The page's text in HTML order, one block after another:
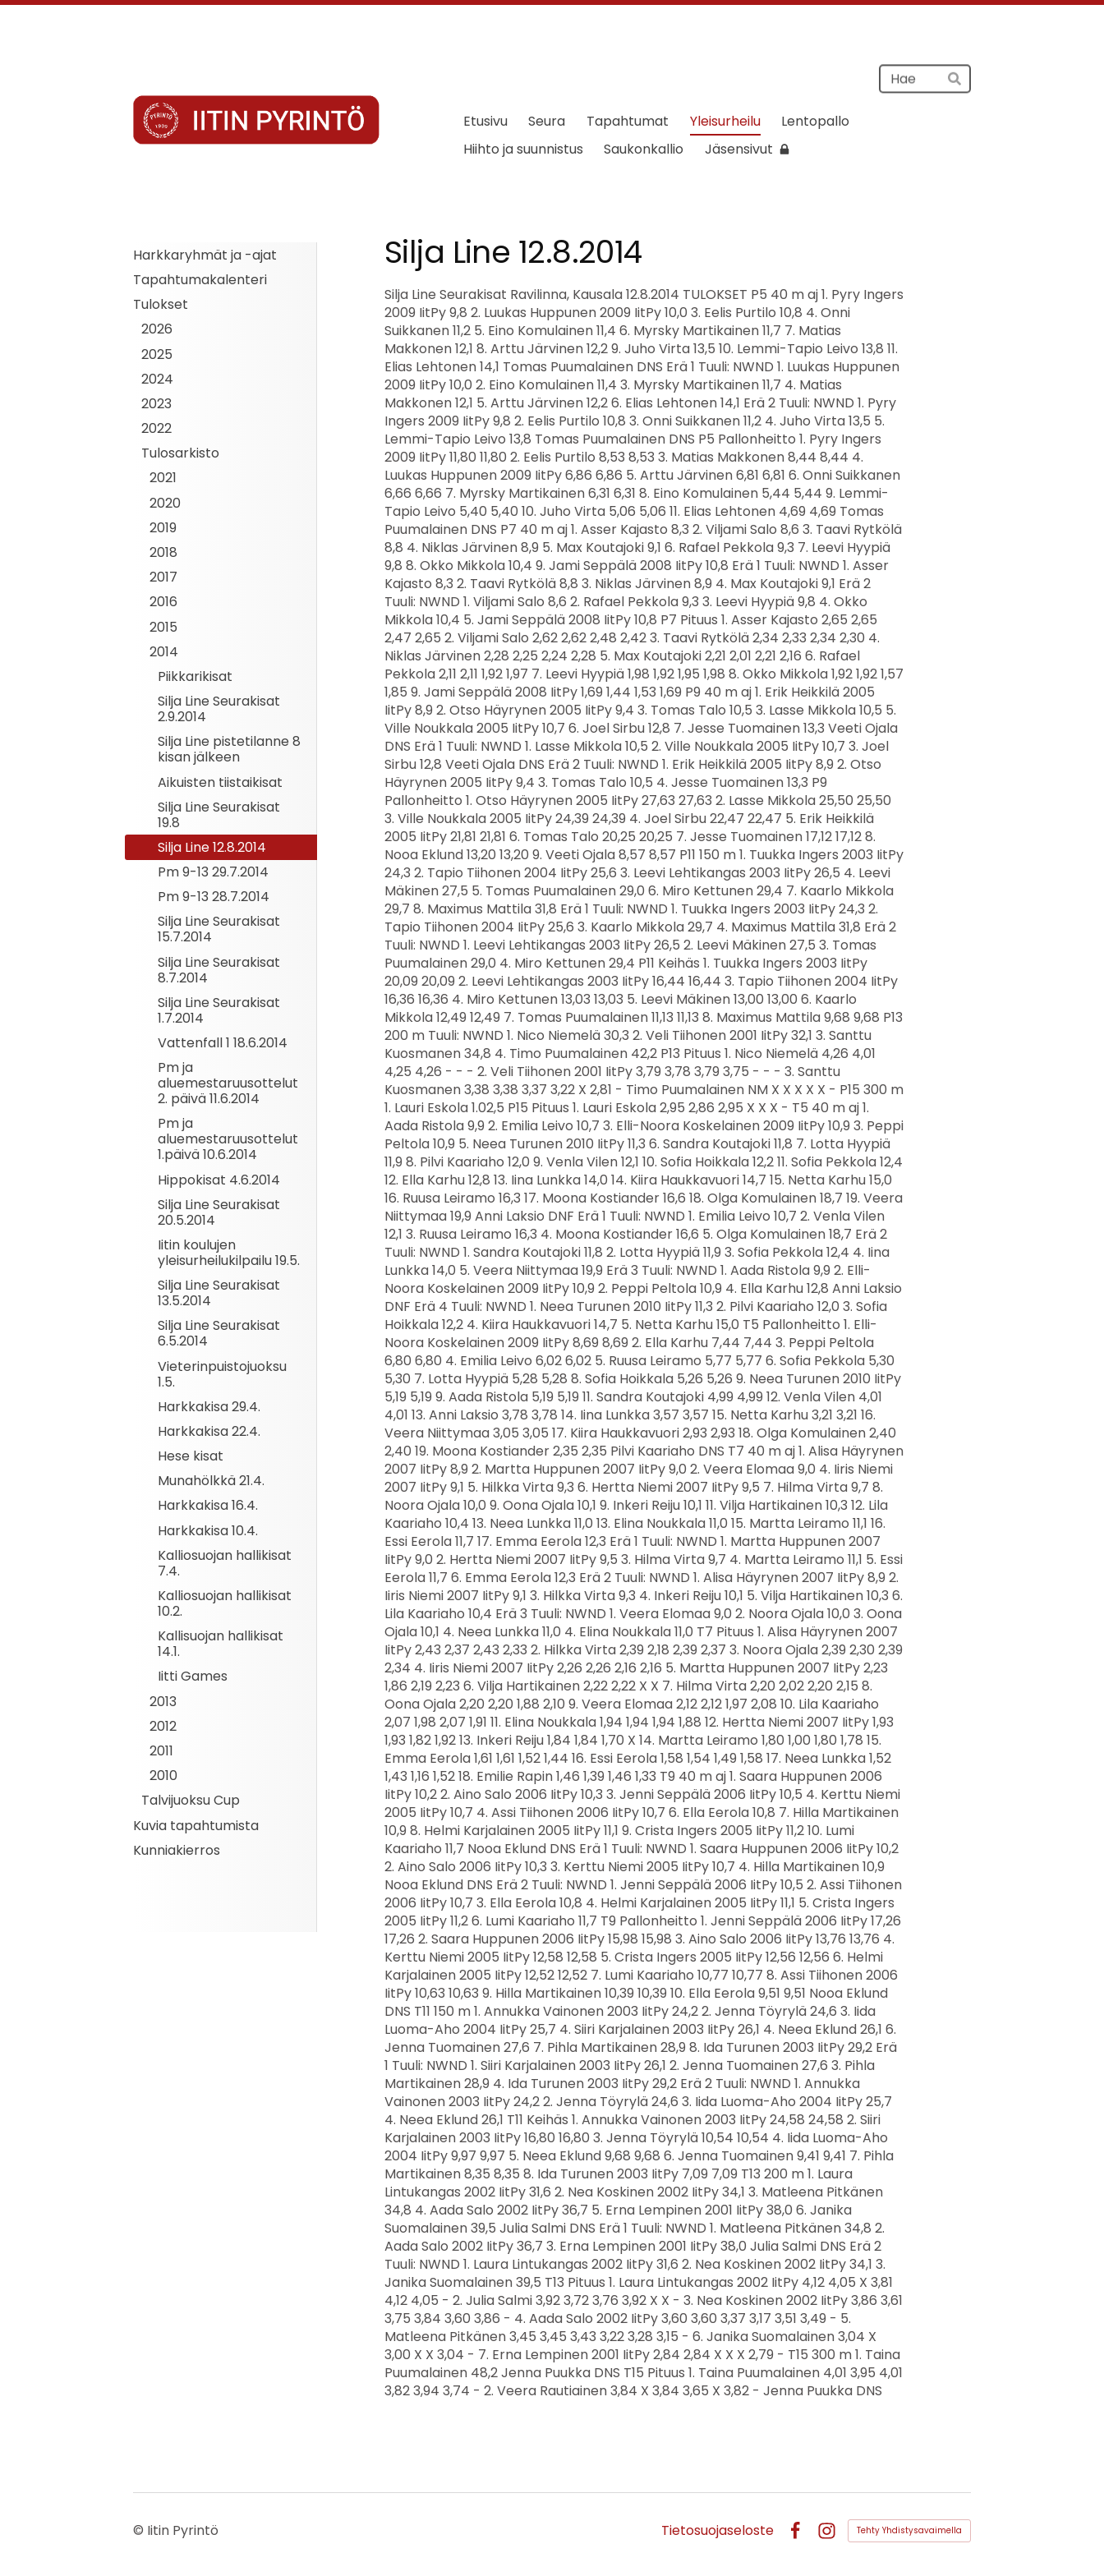
Haku
Hae
Iitin Pyrintö Etusivu Seura Tapahtumat Yleisurheilu
Lentopallo
Hiihto ja suunnistus
Saukonkallio Jäsensivut
Harkkaryhmät ja -ajat
Tapahtumakalenteri
Tulokset
2026
2025
2024
2023
2022
Tulosarkisto
2021
2020
2019
2018
2017
2016
2015
2014
Piikkarikisat
Silja Line Seurakisat
2.9.2014
Silja Line pistetilanne 8
kisan jälkeen
Aikuisten tiistaikisat
Silja Line Seurakisat
19.8
Silja Line 12.8.2014
Pm 9-13 29.7.2014
Pm 9-13 28.7.2014
Silja Line Seurakisat
15.7.2014
Silja Line Seurakisat
8.7.2014
Silja Line Seurakisat
1.7.2014
Vattenfall 1 18.6.2014
Pm ja
aluemestaruusottelut
2. päivä 11.6.2014
Pm ja
aluemestaruusottelut
1.päivä 10.6.2014
Hippokisat 4.6.2014
Silja Line Seurakisat
20.5.2014
Iitin koulujen
yleisurheilukilpailu 19.5.
Silja Line Seurakisat
13.5.2014
Silja Line Seurakisat
6.5.2014
Vieterinpuistojuoksu
1.5.
Harkkakisa 29.4.
Harkkakisa 22.4.
Hese kisat
Munahölkkä 21.4.
Harkkakisa 16.4.
Harkkakisa 10.4.
Kalliosuojan hallikisat
7.4.
Kalliosuojan hallikisat
10.2.
Kallisuojan hallikisat
14.1.
Iitti Games
2013
2012
2011
2010
Talvijuoksu Cup
Kuvia tapahtumista
Kunniakierros
Silja Line 12.8.2014
Silja Line Seurakisat Ravilinna, Kausala 12.8.2014 TULOKSET P5 40 m aj 1. Pyry Ingers 2009 IitPy 9,8 2. Luukas Huppunen 2009 IitPy 10,0 3. Eelis Purtilo 10,8 4. Onni Suikkanen 11,2 5. Eino Komulainen 11,4 6. Myrsky Martikainen 11,7 7. Matias Makkonen 12,1 8. Arttu Järvinen 12,2 9. Juho Virta 13,5 10. Lemmi-Tapio Leivo 13,8 11. Elias Lehtonen 14,1 Tomas Puumalainen DNS Erä 1 Tuuli: NWND 1. Luukas Huppunen 2009 IitPy 10,0 2. Eino Komulainen 11,4 3. Myrsky Martikainen 11,7 4. Matias Makkonen 12,1 5. Arttu Järvinen 12,2 6. Elias Lehtonen 14,1 Erä 2 Tuuli: NWND 1. Pyry Ingers 2009 IitPy 9,8 2. Eelis Purtilo 10,8 3. Onni Suikkanen 11,2 4. Juho Virta 13,5 5. Lemmi-Tapio Leivo 13,8 Tomas Puumalainen DNS P5 Pallonheitto 1. Pyry Ingers 2009 IitPy 11,80 11,80 2. Eelis Purtilo 8,53 8,53 3. Matias Makkonen 8,44 8,44 4. Luukas Huppunen 2009 IitPy 6,86 6,86 5. Arttu Järvinen 6,81 6,81 6. Onni Suikkanen 6,66 6,66 7. Myrsky Martikainen 6,31 6,31 8. Eino Komulainen 5,44 5,44 9. Lemmi-Tapio Leivo 5,40 5,40 10. Juho Virta 5,06 5,06 11. Elias Lehtonen 4,69 4,69 Tomas Puumalainen DNS P7 40 m aj 1. Asser Kajasto 8,3 2. Viljami Salo 8,6 3. Taavi Rytkölä 8,8 4. Niklas Järvinen 8,9 5. Max Koutajoki 9,1 6. Rafael Pekkola 9,3 7. Leevi Hyypiä 9,8 8. Okko Mikkola 10,4 9. Jami Seppälä 2008 IitPy 10,8 Erä 1 Tuuli: NWND 1. Asser Kajasto 8,3 2. Taavi Rytkölä 8,8 3. Niklas Järvinen 8,9 4. Max Koutajoki 9,1 Erä 2 Tuuli: NWND 1. Viljami Salo 8,6 2. Rafael Pekkola 9,3 3. Leevi Hyypiä 9,8 4. Okko Mikkola 10,4 5. Jami Seppälä 2008 IitPy 10,8 P7 Pituus 1. Asser Kajasto 2,65 2,65 2,47 2,65 2. Viljami Salo 2,62 2,62 2,48 2,42 3. Taavi Rytkölä 2,34 2,33 2,34 2,30 4. Niklas Järvinen 2,28 2,25 2,24 2,28 5. Max Koutajoki 2,21 2,01 2,21 2,16 6. Rafael Pekkola 2,11 2,11 1,92 1,97 7. Leevi Hyypiä 1,98 1,92 1,95 1,98 8. Okko Mikkola 1,92 1,92 1,57 1,85 9. Jami Seppälä 2008 IitPy 1,69 1,44 1,53 1,69 P9 40 m aj 1. Erik Heikkilä 2005 IitPy 8,9 2. Otso Häyrynen 2005 IitPy 9,4 3. Tomas Talo 10,5 3. Lasse Mikkola 10,5 5. Ville Noukkala 2005 IitPy 10,7 6. Joel Sirbu 12,8 7. Jesse Tuomainen 13,3 Veeti Ojala DNS Erä 1 Tuuli: NWND 1. Lasse Mikkola 10,5 2. Ville Noukkala 2005 IitPy 10,7 3. Joel Sirbu 12,8 Veeti Ojala DNS Erä 2 Tuuli: NWND 1. Erik Heikkilä 2005 IitPy 8,9 2. Otso Häyrynen 2005 IitPy 9,4 3. Tomas Talo 10,5 4. Jesse Tuomainen 13,3 P9 Pallonheitto 1. Otso Häyrynen 2005 IitPy 27,63 27,63 2. Lasse Mikkola 25,50 25,50 3. Ville Noukkala 2005 IitPy 24,39 24,39 4. Joel Sirbu 22,47 22,47 5. Erik Heikkilä 2005 IitPy 21,81 21,81 6. Tomas Talo 20,25 20,25 7. Jesse Tuomainen 17,12 17,12 8. Nooa Eklund 13,20 13,20 9. Veeti Ojala 8,57 8,57 P11 150 m 1. Tuukka Ingers 2003 IitPy 24,3 2. Tapio Tiihonen 2004 IitPy 25,6 3. Leevi Lehtikangas 2003 IitPy 26,5 4. Leevi Mäkinen 27,5 5. Tomas Puumalainen 29,0 6. Miro Kettunen 29,4 7. Kaarlo Mikkola 29,7 8. Maximus Mattila 31,8 Erä 1 Tuuli: NWND 1. Tuukka Ingers 2003 IitPy 24,3 2. Tapio Tiihonen 2004 IitPy 25,6 3. Kaarlo Mikkola 29,7 4. Maximus Mattila 31,8 Erä 2 Tuuli: NWND 1. Leevi Lehtikangas 2003 IitPy 26,5 2. Leevi Mäkinen 27,5 3. Tomas Puumalainen 29,0 4. Miro Kettunen 29,4 P11 Keihäs 1. Tuukka Ingers 2003 IitPy 20,09 20,09 2. Leevi Lehtikangas 2003 IitPy 16,44 16,44 3. Tapio Tiihonen 2004 IitPy 16,36 16,36 4. Miro Kettunen 13,03 13,03 5. Leevi Mäkinen 13,00 13,00 6. Kaarlo Mikkola 12,49 12,49 7. Tomas Puumalainen 11,13 11,13 8. Maximus Mattila
© Iitin Pyrintö Tietosuojaseloste
FacebookInstagram
Tehty Yhdistysavaimella